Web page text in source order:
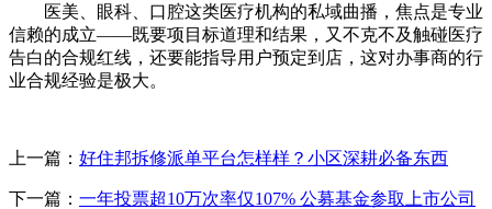
医美、眼科、口腔这类医疗机构的私域曲播，焦点是专业
信赖的成立——既要项目标道理和结果，又不克不及触碰医疗
告白的合规红线，还要能指导用户预定到店，这对办事商的行
业合规经验是极大。
上一篇： 好住邦拆修派单平台怎样样？小区深耕必备东西
下一篇： 一年投票超10万次率仅107% 公募基金参取上市公司